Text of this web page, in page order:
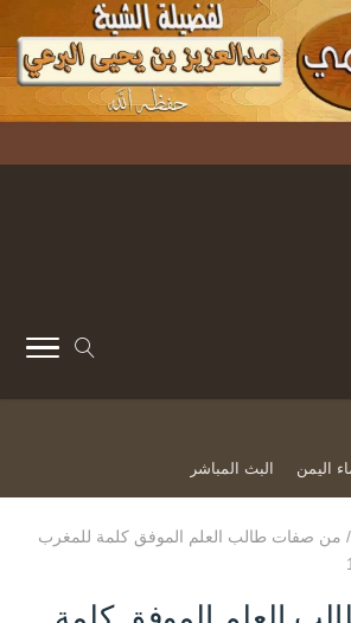
اليمن البث المباشر
/ من صفات طالب العلم الموفق كلمة للمغرب